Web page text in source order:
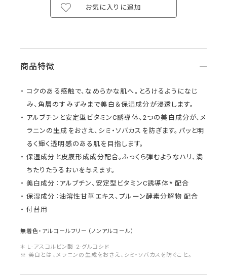
お気に入りに追加
商品特徴
コクのある感触で、なめらかな肌へ。とろけるようになじ
み、角層のすみずみまで美白＆保湿成分が浸透します。
アルブチンと安定型ビタミンC誘導体、2つの美白成分が、メ
ラニンの生成をおさえ、シミ・ソバカスを防ぎます。パッと明
るく輝く透明感のある肌を目指します。
保湿成分と皮膜形成成分配合。ふっくら弾むようなハリ、満
ちたりたうるおいを与えます。
美白成分：アルブチン、安定型ビタミンC誘導体* 配合
保湿成分：油溶性甘草エキス、プルーン酵素分解物 配合
付替用
無着色・アルコールフリー（ノンアルコール）
＊ Ｌ-アスコルビン酸 2-グルコシド
※ 美白とは、メラニンの生成をおさえ、シミ・ソバカスを防ぐこと。